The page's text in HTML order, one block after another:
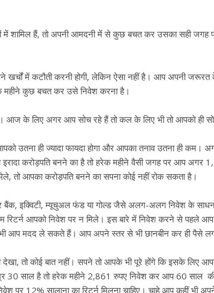
में शामिल हैं, तो अपनी आमदनी में से कुछ बचत कर उसका सही जगह
में कटौती करनी होगी, लेकिन ऐसा नहीं है। आप अपनी जरूरत
कुछ बचत कर उसे निवेश करना है।
के लिए अगर आप सोच रहे हैं तो कल के लिए भी तो आपको ही
उतना ही ज्यादा फायदा होगा और आपका तनाव उतना ही कम।
करोड़पति बनने का है तो हरेक महीने वैसी जगह पर आप अगर
तो आपका करोड़पति बनने का सपना कोई नहीं रोक सकता है।
इक्विटी, म्यूचुअल फंड या गोल्ड जैसे अलग-अलग निवेश के
आपको निवेश पर न मिले। इस बारे में निवेश करने से पहले आप
भी आप मदद ले सकते हैं। आप अपने स्तर से भी छानबीन कर ही पैसे
तो कोई बात नहीं। सपने तो आपके भी पूरे होंगे कि इसके लिए
30 साल है तो हरेक महीने 2,861 रुपए निवेश कर आप 60 साल
12% सालाना का रिटर्न मिलना चाहिए। चाहे आप कहीं भी